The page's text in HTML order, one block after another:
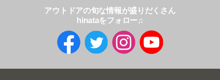
アウトドアの旬な情報が盛りだくさん
hinataをフォロー♫